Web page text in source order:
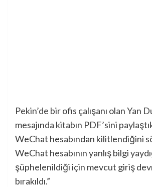
Pekin’de bir ofis çalışanı olan Yan
mesajında ​​kitabın PDF’sini
WeChat hesabından kilitlendiğini
WeChat hesabının yanlış bilgi
şüphelenildiği için mevcut giriş
bırakıldı.”